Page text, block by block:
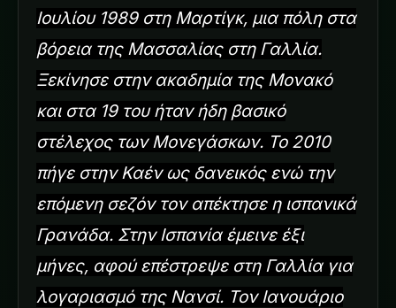
Ιουλίου 1989 στη Μαρτίγκ, μια πόλη στα
βόρεια της Μασσαλίας στη Γαλλία.
Ξεκίνησε στην ακαδημία της Μονακό
και στα 19 του ήταν ήδη βασικό
στέλεχος των Μονεγάσκων. Το 2010
πήγε στην Καέν ως δανεικός ενώ την
επόμενη σεζόν τον απέκτησε η ισπανικά
Γρανάδα. Στην Ισπανία έμεινε έξι
μήνες, αφού επέστρεψε στη Γαλλία για
λογαριασμό της Νανσί. Τον Ιανουάριο